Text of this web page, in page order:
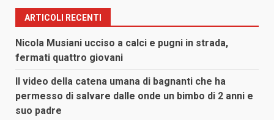
ARTICOLI RECENTI
Nicola Musiani ucciso a calci e pugni in strada,
fermati quattro giovani
Il video della catena umana di bagnanti che ha
permesso di salvare dalle onde un bimbo di 2 anni e
suo padre